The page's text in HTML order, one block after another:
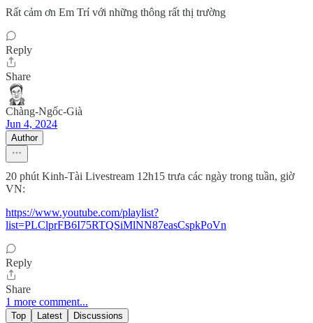
Rất cảm ơn Em Trí với những thông rất thị trường
Reply
Share
Chàng-Ngốc-Già
Jun 4, 2024
Author
20 phút Kinh-Tài Livestream 12h15 trưa các ngày trong tuần, giờ
VN:
https://www.youtube.com/playlist?
list=PLClprFB6I75RTQSiMlNN87easCspkPoVn
Reply
Share
1 more comment...
Top Latest Discussions